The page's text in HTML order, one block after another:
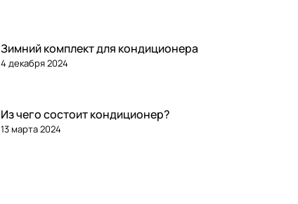
Зимний комплект для кондиционера
4 декабря 2024
Из чего состоит кондиционер?
13 марта 2024